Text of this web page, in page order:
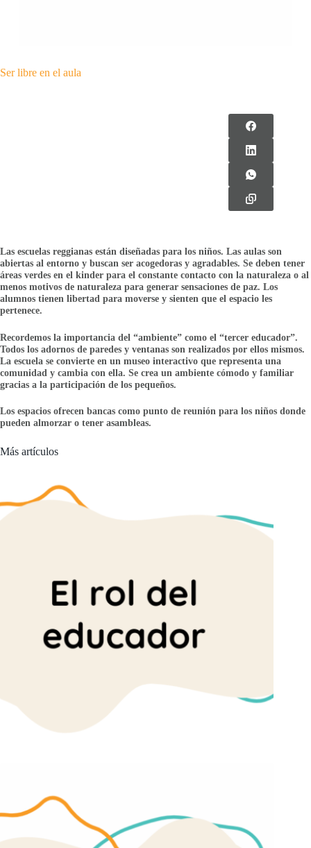
Ser libre en el aula
Las escuelas reggianas están diseñadas para los niños. Las aulas son
abiertas al entorno y buscan ser acogedoras y agradables. Se deben tener
áreas verdes en el kinder para el constante contacto con la naturaleza o al
menos motivos de naturaleza para generar sensaciones de paz. Los
alumnos tienen libertad para moverse y sienten que el espacio les
pertenece.
Recordemos la importancia del “ambiente” como el “tercer educador”.
Todos los adornos de paredes y ventanas son realizados por ellos mismos.
La escuela se convierte en un museo interactivo que representa una
comunidad y cambia con ella. Se crea un ambiente cómodo y familiar
gracias a la participación de los pequeños.
Los espacios ofrecen bancas como punto de reunión para los niños donde
pueden almorzar o tener asambleas.
Más artículos